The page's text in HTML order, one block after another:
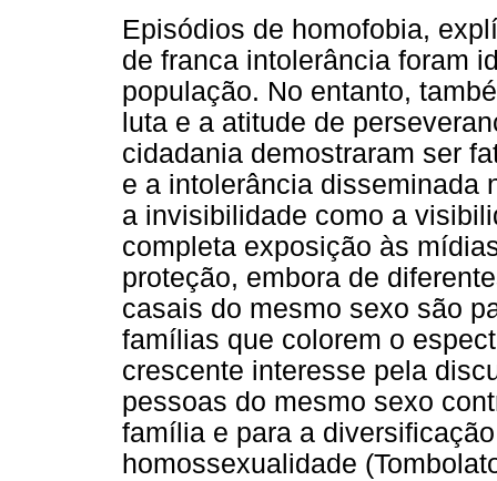
Episódios de homofobia,
de franca intolerância foram
população. No entanto,
luta e a atitude de
cidadania demostraram ser
e a intolerância disseminada
a invisibilidade como a
completa exposição às
proteção, embora de
casais do mesmo sexo são
famílias que colorem o
crescente interesse pela
pessoas do mesmo sexo
família e para a
homossexualidade